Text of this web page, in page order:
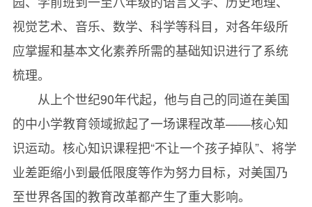
分数、小数和百分数
Lines, Rays, Segments
直线、射线和线段
Angles
角
Translations, Reflections, Rotations
平移、反射和旋转
Creating a Congruent Shape Using a Reflection
视觉艺术、音乐、数学、科学等科目，对各年级所
应掌握和基本文化素养所需的基础知识进行了系统
梳理。
从上个世纪90年代起，他与自己的同道在美国
的中小学教育领域掀起了一场课程改革——核心知
识运动。核心知识课程把“不让一个孩子掉队”、将学
业差距缩小到最低限度等作为努力目标，对美国乃
至世界各国的教育改革都产生了重大影响。